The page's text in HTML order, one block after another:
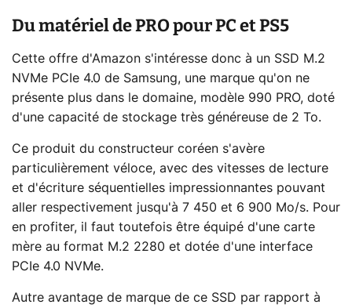
Du matériel de PRO pour PC et PS5
Cette offre d'Amazon s'intéresse donc à un SSD M.2
NVMe PCIe 4.0 de Samsung, une marque qu'on ne
présente plus dans le domaine, modèle 990 PRO, doté
d'une capacité de stockage très généreuse de 2 To.
Ce produit du constructeur coréen s'avère
particulièrement véloce, avec des vitesses de lecture
et d'écriture séquentielles impressionnantes pouvant
aller respectivement jusqu'à 7 450 et 6 900 Mo/s. Pour
en profiter, il faut toutefois être équipé d'une carte
mère au format M.2 2280 et dotée d'une interface
PCIe 4.0 NVMe.
Autre avantage de marque de ce SSD par rapport à